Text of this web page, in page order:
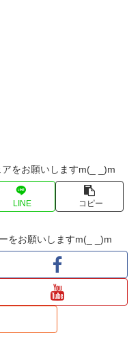
をお願いしますm(_ _)m
LINE コピー
をお願いしますm(_ _)m